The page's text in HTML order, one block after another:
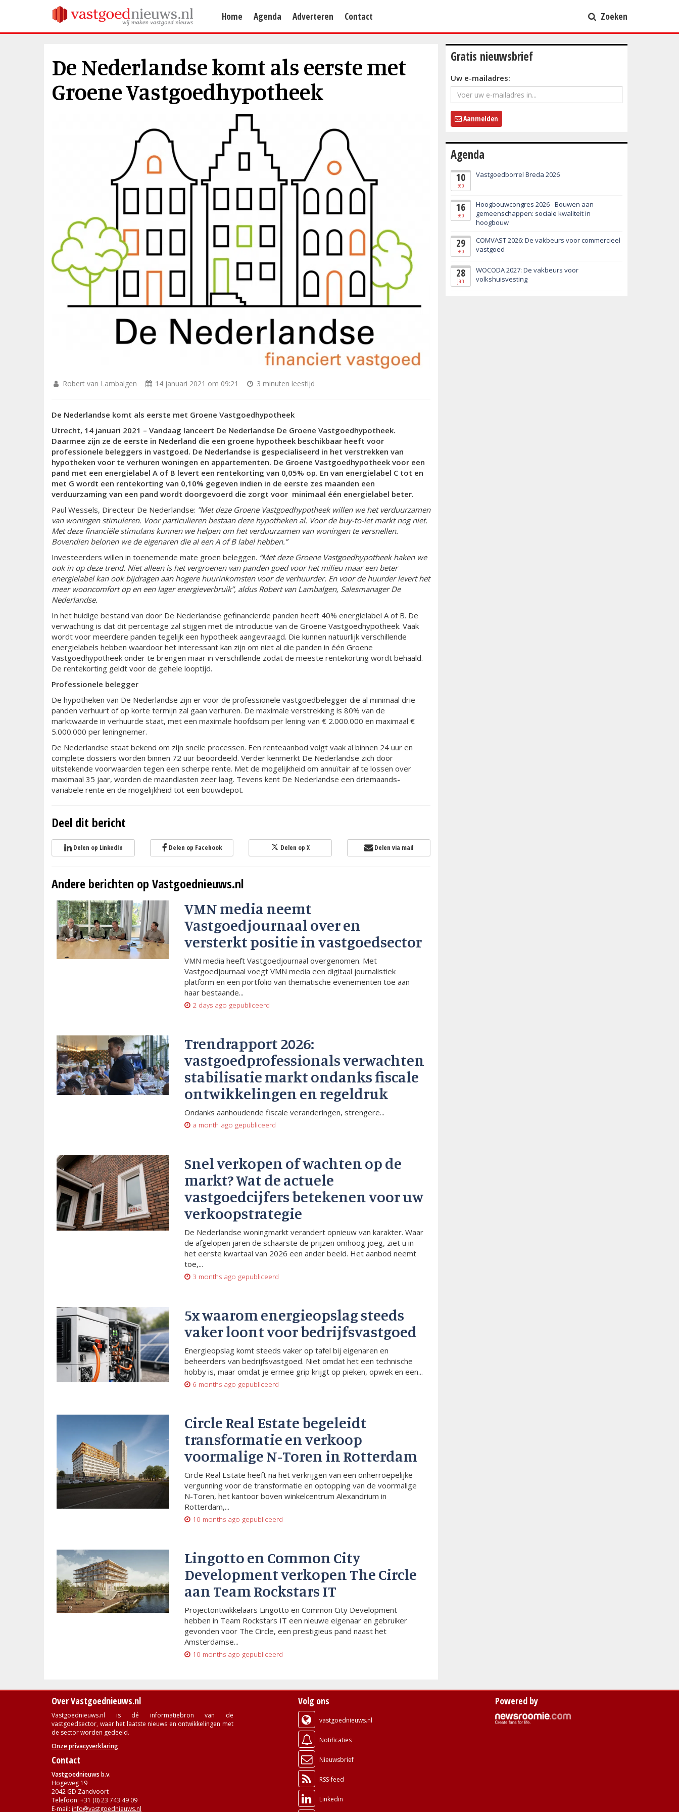
Home Agenda Adverteren Contact Zoeken
De Nederlandse komt als eerste met
Groene Vastgoedhypotheek
Robert van Lambalgen 14 januari 2021 om 09:21 3 minuten leestijd
De Nederlandse komt als eerste met Groene Vastgoedhypotheek
Utrecht, 14 januari 2021 – Vandaag lanceert De Nederlandse De Groene Vastgoedhypotheek.
Daarmee zijn ze de eerste in Nederland die een groene hypotheek beschikbaar heeft voor
professionele beleggers in vastgoed. De Nederlandse is gespecialiseerd in het verstrekken van
hypotheken voor te verhuren woningen en appartementen. De Groene Vastgoedhypotheek voor een
pand met een energielabel A of B levert een rentekorting van 0,05% op. En van energielabel C tot en
met G wordt een rentekorting van 0,10% gegeven indien in de eerste zes maanden een
verduurzaming van een pand wordt doorgevoerd die zorgt voor minimaal één energielabel beter.
Paul Wessels, Directeur De Nederlandse: ”Met deze Groene Vastgoedhypotheek willen we het verduurzamen
van woningen stimuleren. Voor particulieren bestaan deze hypotheken al. Voor de buy-to-let markt nog niet.
Met deze financiële stimulans kunnen we helpen om het verduurzamen van woningen te versnellen.
Bovendien belonen we de eigenaren die al een A of B label hebben.”
Investeerders willen in toenemende mate groen beleggen. “Met deze Groene Vastgoedhypotheek haken we
ook in op deze trend. Niet alleen is het vergroenen van panden goed voor het milieu maar een beter
energielabel kan ook bijdragen aan hogere huurinkomsten voor de verhuurder. En voor de huurder levert het
meer wooncomfort op en een lager energieverbruik”, aldus Robert van Lambalgen, Salesmanager De
Nederlandse.
In het huidige bestand van door De Nederlandse gefinancierde panden heeft 40% energielabel A of B. De
verwachting is dat dit percentage zal stijgen met de introductie van de Groene Vastgoedhypotheek. Vaak
wordt voor meerdere panden tegelijk een hypotheek aangevraagd. Die kunnen natuurlijk verschillende
energielabels hebben waardoor het interessant kan zijn om niet al die panden in één Groene
Vastgoedhypotheek onder te brengen maar in verschillende zodat de meeste rentekorting wordt behaald.
De rentekorting geldt voor de gehele looptijd.
Professionele belegger
De hypotheken van De Nederlandse zijn er voor de professionele vastgoedbelegger die al minimaal drie
panden verhuurt of op korte termijn zal gaan verhuren. De maximale verstrekking is 80% van de
marktwaarde in verhuurde staat, met een maximale hoofdsom per lening van € 2.000.000 en maximaal €
5.000.000 per leningnemer.
De Nederlandse staat bekend om zijn snelle processen. Een renteaanbod volgt vaak al binnen 24 uur en
complete dossiers worden binnen 72 uur beoordeeld. Verder kenmerkt De Nederlandse zich door
uitstekende voorwaarden tegen een scherpe rente. Met de mogelijkheid om annuïtair af te lossen over
maximaal 35 jaar, worden de maandlasten zeer laag. Tevens kent De Nederlandse een driemaands-
variabele rente en de mogelijkheid tot een bouwdepot.
Deel dit bericht
Delen op LinkedIn Delen op Facebook Delen op X Delen via mail
Andere berichten op Vastgoednieuws.nl
VMN media neemt
Vastgoedjournaal over en
versterkt positie in vastgoedsector
VMN media heeft Vastgoedjournaal overgenomen. Met
Vastgoedjournaal voegt VMN media een digitaal journalistiek
platform en een portfolio van thematische evenementen toe aan
haar bestaande...
2 days ago gepubliceerd
Trendrapport 2026:
vastgoedprofessionals verwachten
stabilisatie markt ondanks fiscale
ontwikkelingen en regeldruk
Ondanks aanhoudende fiscale veranderingen, strengere...
a month ago gepubliceerd
Snel verkopen of wachten op de
markt? Wat de actuele
vastgoedcijfers betekenen voor uw
verkoopstrategie
De Nederlandse woningmarkt verandert opnieuw van karakter. Waar
de afgelopen jaren de schaarste de prijzen omhoog joeg, ziet u in
het eerste kwartaal van 2026 een ander beeld. Het aanbod neemt
toe,...
3 months ago gepubliceerd
5x waarom energieopslag steeds
vaker loont voor bedrijfsvastgoed
Energieopslag komt steeds vaker op tafel bij eigenaren en
beheerders van bedrijfsvastgoed. Niet omdat het een technische
hobby is, maar omdat je ermee grip krijgt op pieken, opwek en een...
6 months ago gepubliceerd
Circle Real Estate begeleidt
transformatie en verkoop
voormalige N-Toren in Rotterdam
Circle Real Estate heeft na het verkrijgen van een onherroepelijke
vergunning voor de transformatie en optopping van de voormalige
N-Toren, het kantoor boven winkelcentrum Alexandrium in
Rotterdam,...
10 months ago gepubliceerd
Lingotto en Common City
Development verkopen The Circle
aan Team Rockstars IT
Projectontwikkelaars Lingotto en Common City Development
hebben in Team Rockstars IT een nieuwe eigenaar en gebruiker
gevonden voor The Circle, een prestigieus pand naast het
Amsterdamse...
10 months ago gepubliceerd
Gratis nieuwsbrief
Uw e-mailadres:
Aanmelden
Agenda
10
sep
Vastgoedborrel Breda 2026
16
sep
Hoogbouwcongres 2026 - Bouwen aan
gemeenschappen: sociale kwaliteit in
hoogbouw
29
sep
COMVAST 2026: De vakbeurs voor commercieel
vastgoed
28
jan
WOCODA 2027: De vakbeurs voor
volkshuisvesting
Over Vastgoednieuws.nl
Vastgoednieuws.nl is dé informatiebron van de
vastgoedsector, waar het laatste nieuws en ontwikkelingen met
de sector worden gedeeld.
Onze privacyverklaring
Contact
Vastgoednieuws b.v.
Hogeweg 19
2042 GD Zandvoort
Telefoon: +31 (0) 23 743 49 09
E-mail: info@vastgoednieuws.nl
Volg ons
vastgoednieuws.nl
Notificaties
Nieuwsbrief
RSS-feed
Linkedin
Powered by